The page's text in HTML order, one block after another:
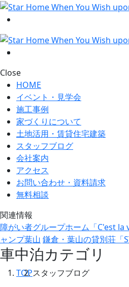
Close
HOME
イベント・見学会
施工事例
家づくりについて
土地活用・賃貸住宅建築
スタッフブログ
会社案内
アクセス
お問い合わせ・資料請求
無料相談
関連情報
障がい者グループホーム「C'est la
ャンプ葉山 鎌倉・葉山の貸別荘「
車中泊カテゴリ
TOPスタッフブログ